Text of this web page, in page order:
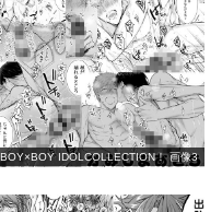
BOY×BOY IDOLCOLLECTION！ 画像3